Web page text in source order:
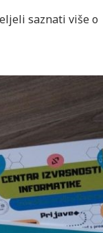
saznati više o